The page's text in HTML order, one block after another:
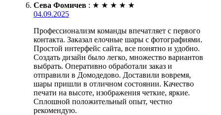
Сева Фомичев : ★ ★ ★ ★ ★
04.09.2025
Профессионализм команды впечатляет с первого
контакта. Заказал елочные шары с фотографиями.
Простой интерфейс сайта, все понятно и удобно.
Создать дизайн было легко, множество вариантов
выбрать. Оперативно обработали заказ и
отправили в Домодедово. Доставили вовремя,
шары пришли в отличном состоянии. Качество
печати на высоте, изображения четкие, яркие.
Сплошной положительный опыт, честно
рекомендую.